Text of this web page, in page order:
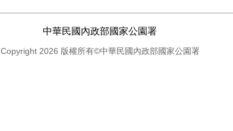
中華民國內政部國家公園署
Copyright 2026 版權所有©中華民國內政部國家公園署